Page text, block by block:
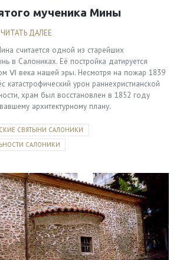
& WhatsApp:мученика Мины
ЧИТАТЬ ДАЛЕЕ
считается одной из старейших
в Салониках. Её постройка датируется
Ⅵ века нашей эры. Несмотря на пожар 1839
катастрофический урон раннехристианской
храм был восстановлен в 1852 году
архитектурному плану.
СВЯТЫНИ САЛОНИКИ
САЛОНИКИ